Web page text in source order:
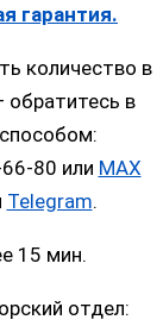
гарантия.
количество в
обратитесь в
80 или MAX
Telegram.
15 мин.
отдел: